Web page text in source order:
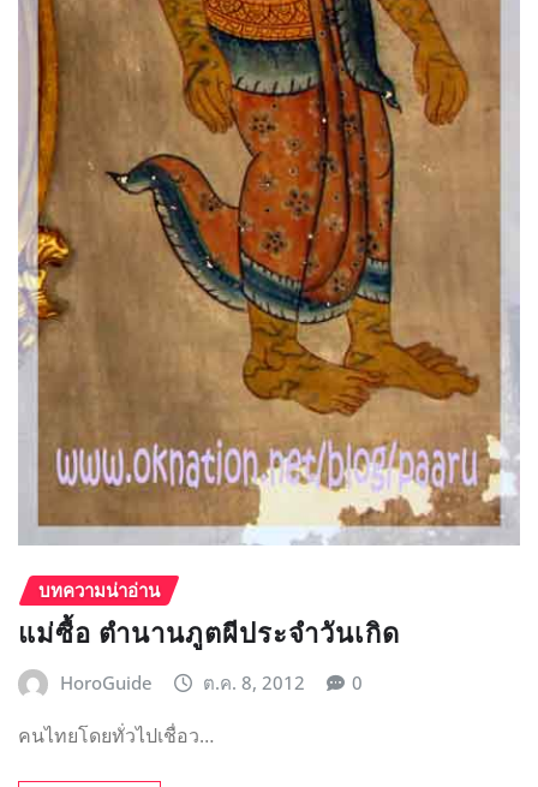
บทความน่าอ่าน
แม่ซื้อ ตำนานภูตผีประจำวันเกิด
HoroGuide ต.ค. 8, 2012 0
คนไทยโดยทั่วไปเชื่อว…